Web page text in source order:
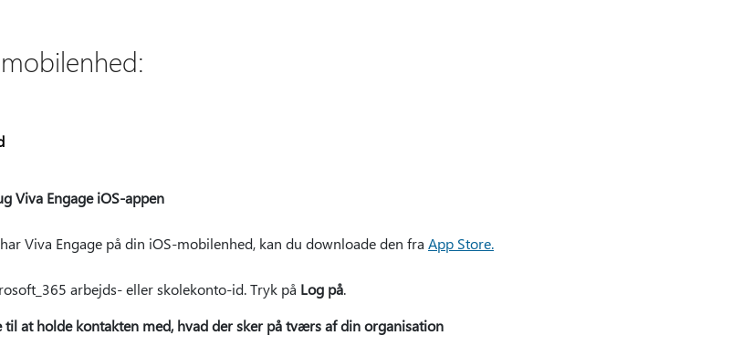
Viva Engage iOS-appen
Viva Engage på din iOS-mobilenhed, kan du downloade den fra App Store.
arbejds- eller skolekonto-id. Tryk på Log på.
til at holde kontakten med, hvad der sker på tværs af din organisation